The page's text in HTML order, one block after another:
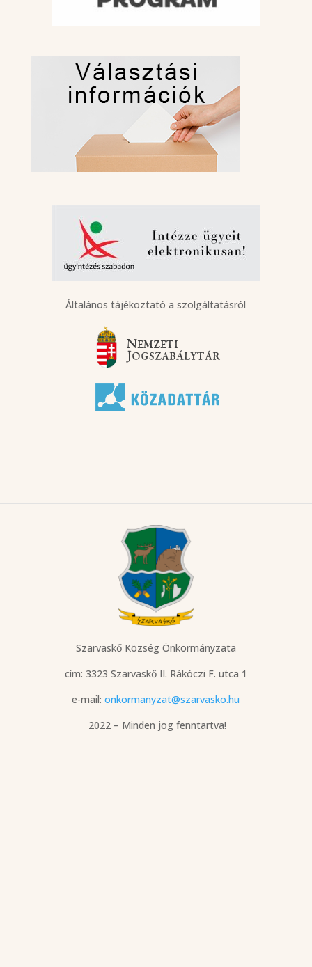
Általános tájékoztató a szolgáltatásról
Szarvaskő Község Önkormányzata
cím: 3323 Szarvaskő II. Rákóczi F. utca 1
e-mail:onkormanyzat@szarvasko.hu
2022 – Minden jog fenntartva!